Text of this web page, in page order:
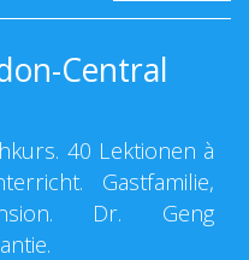
Central
40 Lektionen à
Gastfamilie,
Dr. Geng